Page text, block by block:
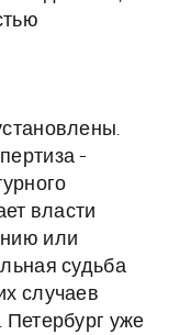
-
власти
или
судьба
случаев
Петербург уже